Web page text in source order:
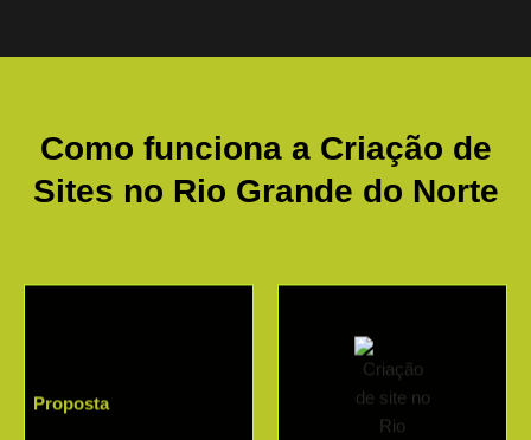
Como funciona a Criação de
Sites no Rio Grande do Norte
Proposta